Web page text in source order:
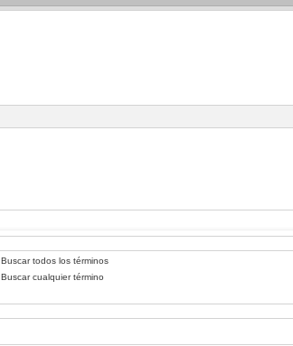
Buscar todos los términos
Buscar cualquier término